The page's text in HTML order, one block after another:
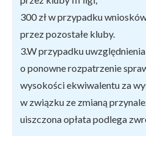
300 zł w przypadku
przez pozostałe kluby.
3.W przypadku
o ponowne rozpatrzenie
wysokości ekwiwalentu za
w związku ze zmianą
uiszczona opłata podlega